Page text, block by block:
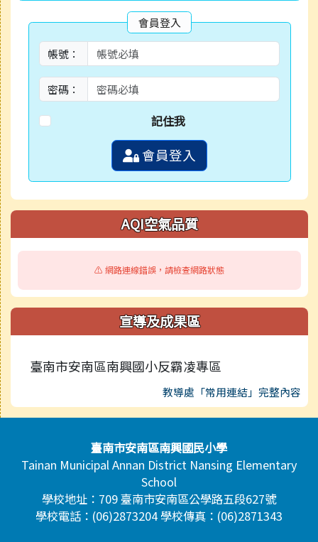
會員登入
帳號：
密碼：
記住我
會員登入
AQI空氣品質
⚠️ 網路連線錯誤，請檢查網路狀態
宣導及成果區
臺南市安南區南興國小反霸凌專區
教導處「常用連結」完整內容
頁尾區域內容臺南市安南區南興國民小學
Tainan Municipal Annan District Nansing Elementary
School
學校地址：709 臺南市安南區公學路五段627號
學校電話：(06)2873204 學校傳真：(06)2871343